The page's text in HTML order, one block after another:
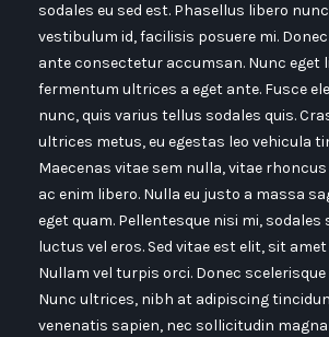
sodales eu sed est. Phasellus libero
vestibulum id, facilisis posuere mi.
ante consectetur accumsan. Nunc eget
fermentum ultrices a eget ante. Fusce
nunc, quis varius tellus sodales quis.
ultrices metus, eu egestas leo vehicula
Maecenas vitae sem nulla, vitae
ac enim libero. Nulla eu justo a massa
eget quam. Pellentesque nisi mi, sodales
luctus vel eros. Sed vitae est elit, sit
Nullam vel turpis orci. Donec
Nunc ultrices, nibh at adipiscing
venenatis sapien, nec sollicitudin